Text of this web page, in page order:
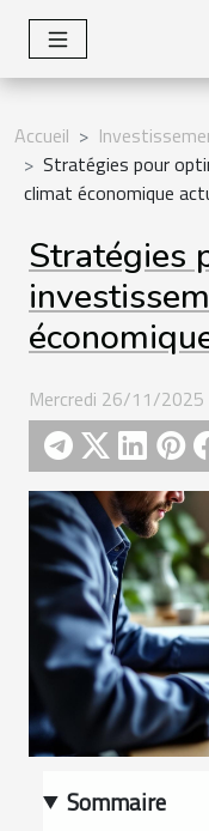
Accueil
Stratégies pour
climat économique
Stratégies
Mercredi 26/11/2025
Sommaire